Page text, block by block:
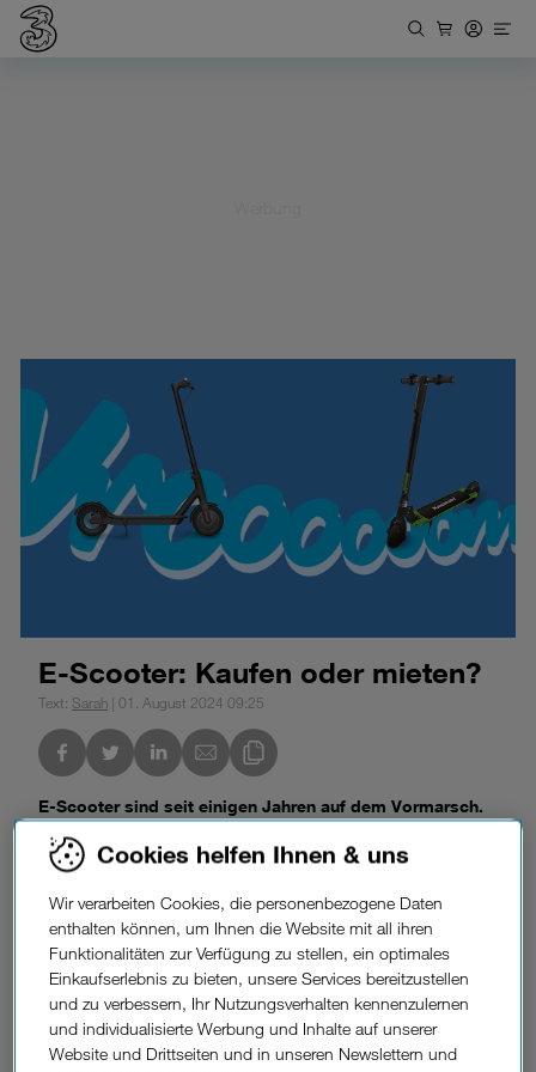
E-Scooter: Kaufen oder mieten?
Text: Sarah | 01. August 2024 09:25
Link des Blogs kopieren
E-Scooter sind seit einigen Jahren auf dem Vormarsch.
mehr zu übersehen. Viele Nutzer fragen sich, ob der Kauf
weiteren Vorteile das mit sich brächte. Wir haben uns
das angesehen.
E-Scooter im Verleih: Für
manchen einÄrgernis.
Cookies helfen Ihnen & uns
Wir verarbeiten Cookies, die personenbezogene Daten
enthalten können, um Ihnen die Website mit all ihren
Funktionalitäten zur Verfügung zu stellen, ein optimales
Einkaufserlebnis zu bieten, unsere Services bereitzustellen
und zu verbessern, Ihr Nutzungsverhalten kennenzulernen
und individualisierte Werbung und Inhalte auf unserer
Website und Drittseiten und in unseren Newslettern und